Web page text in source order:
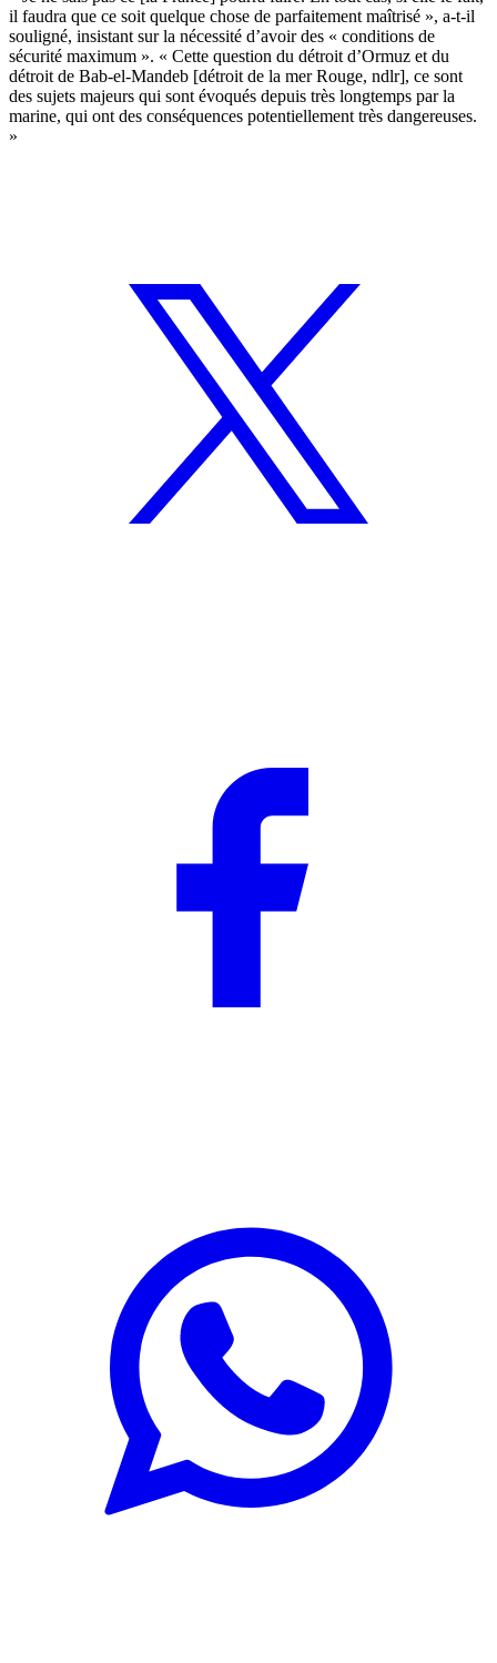
il faudra que ce soit quelque chose de parfaitement maîtrisé », a-t-il
souligné, insistant sur la nécessité d’avoir des « conditions de
sécurité maximum ». « Cette question du détroit d’Ormuz et du
détroit de Bab-el-Mandeb [détroit de la mer Rouge, ndlr], ce sont
des sujets majeurs qui sont évoqués depuis très longtemps par la
marine, qui ont des conséquences potentiellement très dangereuses.
»